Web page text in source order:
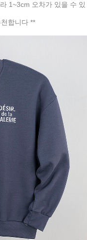
1~3cm 오차가 있을 수 있
합니다 **